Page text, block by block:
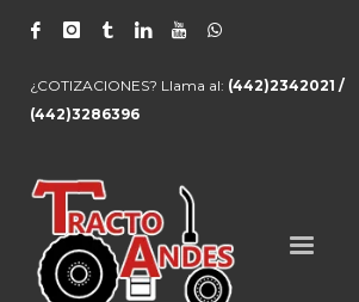
¿COTIZACIONES? Llama al: (442)2342021 /
(442)3286396